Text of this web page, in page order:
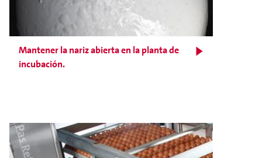
Mantener la nariz abierta en la planta de
incubación.